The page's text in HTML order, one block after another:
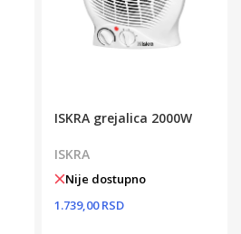
ISKRA grejalica 2000W
ISKRA
Nije dostupno
1.739,00 RSD